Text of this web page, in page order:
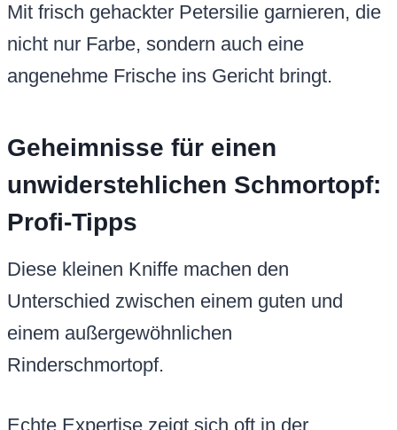
Mit frisch gehackter Petersilie garnieren, die
nicht nur Farbe, sondern auch eine
angenehme Frische ins Gericht bringt.
Geheimnisse für einen
unwiderstehlichen Schmortopf:
Profi-Tipps
Diese kleinen Kniffe machen den
Unterschied zwischen einem guten und
einem außergewöhnlichen
Rinderschmortopf.
Echte Expertise zeigt sich oft in der